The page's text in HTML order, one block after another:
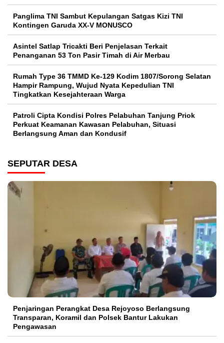
Panglima TNI Sambut Kepulangan Satgas Kizi TNI
Kontingen Garuda XX-V MONUSCO
Asintel Satlap Tricakti Beri Penjelasan Terkait
Penanganan 53 Ton Pasir Timah di Air Merbau
Rumah Type 36 TMMD Ke-129 Kodim 1807/Sorong Selatan
Hampir Rampung, Wujud Nyata Kepedulian TNI
Tingkatkan Kesejahteraan Warga
Patroli Cipta Kondisi Polres Pelabuhan Tanjung Priok
Perkuat Keamanan Kawasan Pelabuhan, Situasi
Berlangsung Aman dan Kondusif
SEPUTAR DESA
Penjaringan Perangkat Desa Rejoyoso Berlangsung
Transparan, Koramil dan Polsek Bantur Lakukan
Pengawasan